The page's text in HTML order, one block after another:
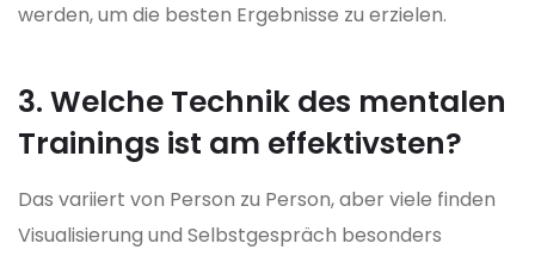
werden, um die besten Ergebnisse zu erzielen.
3. Welche Technik des mentalen
Trainings ist am effektivsten?
Das variiert von Person zu Person, aber viele finden
Visualisierung und Selbstgespräch besonders